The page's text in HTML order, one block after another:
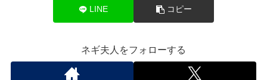
LINE コピー
ネギ夫人をフォローする